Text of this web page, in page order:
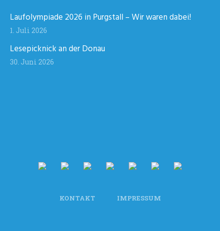
Laufolympiade 2026 in Purgstall – Wir waren dabei!
1. Juli 2026
Lesepicknick an der Donau
30. Juni 2026
KONTAKT IMPRESSUM